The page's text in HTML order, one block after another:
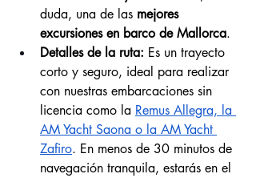
duda, una de las mejores
excursiones en barco de Mallorca.
Detalles de la ruta: Es un trayecto
corto y seguro, ideal para realizar
con nuestras embarcaciones sin
licencia como la Remus Allegra, la
AM Yacht Saona o la AM Yacht
Zafiro. En menos de 30 minutos de
navegación tranquila, estarás en el